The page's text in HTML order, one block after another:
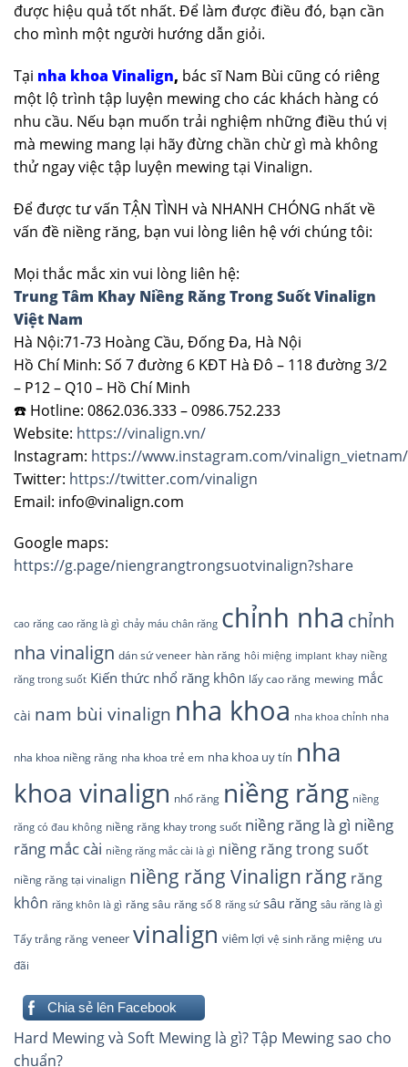
được hiệu quả tốt nhất. Để làm được điều đó, bạn cần
cho mình một người hướng dẫn giỏi.
Tại nha khoa Vinalign, bác sĩ Nam Bùi cũng có riêng
một lộ trình tập luyện mewing cho các khách hàng có
nhu cầu. Nếu bạn muốn trải nghiệm những điều thú vị
mà mewing mang lại hãy đừng chần chừ gì mà không
thử ngay việc tập luyện mewing tại Vinalign.
Để được tư vấn TẬN TÌNH và NHANH CHÓNG nhất về
vấn đề niềng răng, bạn vui lòng liên hệ với chúng tôi:
Mọi thắc mắc xin vui lòng liên hệ:
Trung Tâm Khay Niềng Răng Trong Suốt Vinalign
Việt Nam
Hà Nội:71-73 Hoàng Cầu, Đống Đa, Hà Nội
Hồ Chí Minh: Số 7 đường 6 KĐT Hà Đô – 118 đường 3/2
– P12 – Q10 – Hồ Chí Minh
☎️ Hotline: 0862.036.333 – 0986.752.233
Website: https://vinalign.vn/
Instagram: https://www.instagram.com/vinalign_vietnam/
Twitter: https://twitter.com/vinalign
Email: info@vinalign.com
Google maps:
https://g.page/niengrangtrongsuotvinalign?share
cao răng cao răng là gì chảy máu chân răng chỉnh nha chỉnh
nha vinalign dán sứ veneer hàn răng hôi miệng implant khay niềng
răng trong suốt Kiến thức nhổ răng khôn lấy cao răng mewing mắc
cài nam bùi vinalign nha khoa nha khoa chỉnh nha
nha khoa niềng răng nha khoa trẻ em nha khoa uy tín nha
khoa vinalign nhổ răng niềng răng niềng
răng có đau không niềng răng khay trong suốt niềng răng là gì niềng
răng mắc cài niềng răng mắc cài là gì niềng răng trong suốt
niềng răng tại vinalign niềng răng Vinalign răng răng
khôn răng khôn là gì răng sâu răng số 8 răng sứ sâu răng sâu răng là gì
Tẩy trắng răng veneer vinalign viêm lợi vệ sinh răng miệng ưu
đãi
Chia sẻ lên Facebook
Điều
Hard Mewing và Soft Mewing là gì? Tập Mewing sao cho
chuẩn?